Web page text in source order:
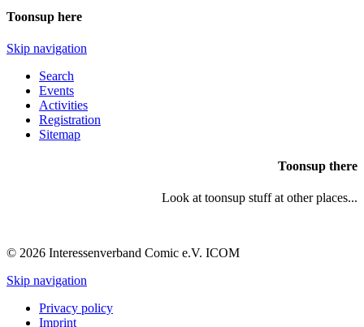
Toonsup here
Skip navigation
Search
Events
Activities
Registration
Sitemap
Toonsup there
Look at toonsup stuff at other places...
© 2026 Interessenverband Comic e.V. ICOM
Skip navigation
Privacy policy
Imprint